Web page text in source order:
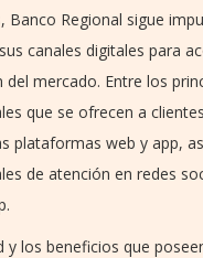
Banco Regional sigue
canales digitales para
del mercado. Entre los
que se ofrecen a
plataformas web y app,
de atención en redes
y los beneficios que